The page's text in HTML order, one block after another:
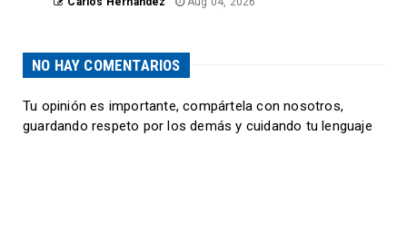
NO HAY COMENTARIOS
Tu opinión es importante, compártela con nosotros,
guardando respeto por los demás y cuidando tu lenguaje